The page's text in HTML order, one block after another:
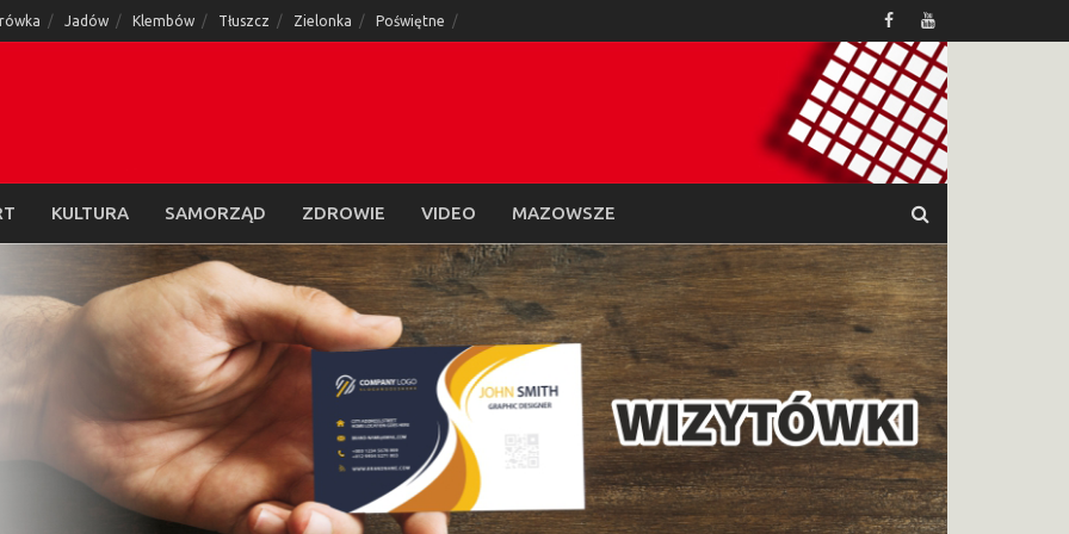
Jadów Klembów Tłuszcz Zielonka Poświętne
KULTURA SAMORZĄD ZDROWIE VIDEO MAZOWSZE